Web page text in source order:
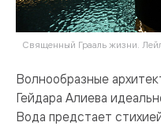
Священный Грааль жизни.
Волнообразные
Гейдара Алиева
Вода предстает